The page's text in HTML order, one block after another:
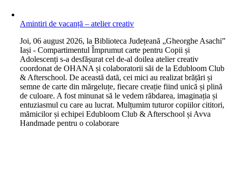
Amintiri de vacanță – atelier creativ
Joi, 06 august 2026, la Biblioteca Județeană „Gheorghe Asachi”
Iași - Compartimentul Împrumut carte pentru Copii și
Adolescenți s-a desfășurat cel de-al doilea atelier creativ
coordonat de OHANA și colaboratorii săi de la Edubloom Club
& Afterschool. De această dată, cei mici au realizat brățări și
semne de carte din mărgeluțe, fiecare creație fiind unică și plină
de culoare. A fost minunat să le vedem răbdarea, imaginația și
entuziasmul cu care au lucrat. Mulțumim tuturor copiilor cititori,
mămicilor și echipei Edubloom Club & Afterschool și Avva
Handmade pentru o colaborare